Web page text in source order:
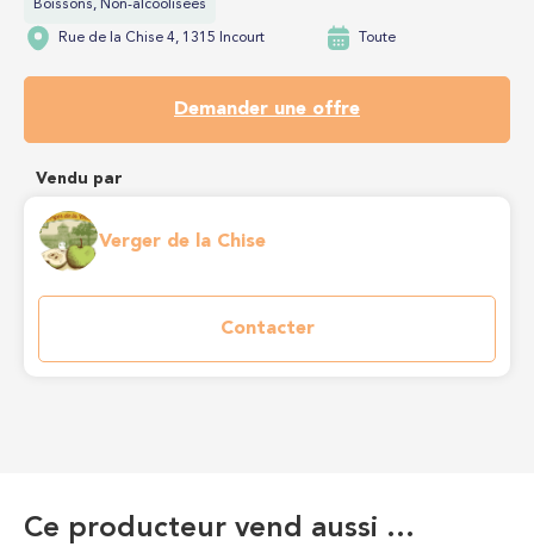
Boissons, Non-alcoolisées
Rue de la Chise 4, 1315 Incourt Toute
Demander une offre
Vendu par
Verger de la Chise
Contacter
Ce producteur vend aussi …